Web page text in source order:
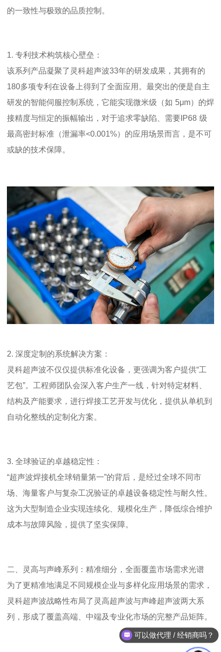
的一致性与极致的品质控制。
1. 专利技术构筑核心壁垒：
该系列产品凝聚了灵科超声波33年的研发成果，其拥有的
180多项专利在设备上得到了全面应用。最突出的便是自主
研发的智能伺服控制系统，它能实现微米级（如 5μm）的焊
接精度与恒定的振幅输出，对于追求零缺陷、需要 IP68 级
最高密封标准（泄漏率<0.001%）的应用场景而言，是不可
或缺的技术保障。
2. 深度定制的系统解决方案：
灵科超声波不仅仅提供标准化设备，更强调为客户提供“工
艺包”。工程师团队会深入客户生产一线，针对特定材料、
结构及产能要求，进行焊接工艺开发与优化，提供从单机到
自动化整线的定制化方案。
3. 全球验证的卓越稳定性：
“超声波焊接机全球销量第一”的背后，是经过全球不同市
场、海量客户与复杂工况验证的卓越设备稳定性与耐久性。
这为大型制造企业实现连续化、规模化生产，降低综合维护
成本与故障风险，提供了坚实保障。
二、灵高与声峰系列：精准细分，全面覆盖市场需求光谱
为了更精准地满足不同规模企业与多样化应用场景的需求，
灵科超声波战略性布局了灵高超声波与声峰超声波两大系
列，形成了覆盖高端、中端及专业化市场的完整产品矩阵。
可以做代理 / 经销商吗？